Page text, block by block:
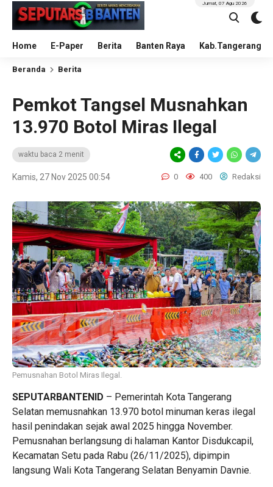
Home E-Paper Berita Banten Raya Kab.Tangerang
Jumat, 07 Agu 2026
Beranda Berita
Pemkot Tangsel Musnahkan
13.970 Botol Miras Ilegal
waktu baca 2 menit
Kamis, 27 Nov 2025 00:54 0 400 Redaksi
Pemusnahan Botol Miras Ilegal.
SEPUTARBANTENID – Pemerintah Kota Tangerang
Selatan memusnahkan 13.970 botol minuman keras ilegal
hasil penindakan sejak awal 2025 hingga November.
Pemusnahan berlangsung di halaman Kantor Disdukcapil,
Kecamatan Setu pada Rabu (26/11/2025), dipimpin
langsung Wali Kota Tangerang Selatan Benyamin Davnie.